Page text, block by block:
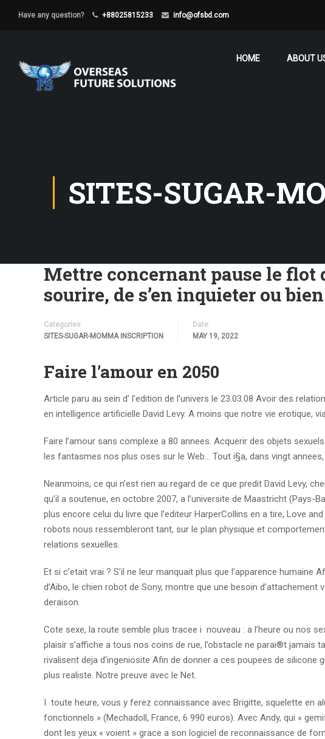
Have any question? +88025815233 info@ofsbd.com
HOME ABOUT
SITES-SUGAR-
Mettre concernant pause le flot
sourire, de s’en inquieter ou
Categories
SITES-SUGAR-MOMMA INSCRIPTION
Date
MAY 19, 2022
Faire l’amour en 2050
Article paru au sein d’ l’edition de l’univers le 23.03.08 Avoir des
en intelligence artificielle David Levy. A moins que notre vie erotique,
Faire l’amour sans complexe a 80 annees. Acquerir des objets
les fantasmes nos plus oses sur le Web… Tout i§a, dans vingt
Neanmoins, ce qui n’est rien au regard de ce que predit David Levy,
qu’il a soutenue, en octobre 2007, a l’universite de Maastricht (Pays-
plus encore celui du livre que l’editeur HarperCollins en a tire, Love
robots nous ressembleront tant, sur le plan physique et
relations sexuelles.
Et si c’etait vrai ? S’il ne leur manquait plus que l’apparence
d’Aibo, le chien robot de Sony, montre que une besoin
deraison.
Cote sexe, la route semble plus tracee i nouveau : a l’heure ou nos
plaisir s’affiche a tous nos coins de rue, l’obstacle ne parai®t jamais
rivalisent deja d’ingeniosite Afin de donner a ces poupees de silicone
plus realiste. Notre preuve avec le Net.
I toute heure, vous y ferez connaissance avec Brigitte, squelette en
fonctionnels » (Mechadoll, France, 6 990 euros). Avec Andy, qui «
dont les yeux « voient » grace a son logiciel de reconnaissance de